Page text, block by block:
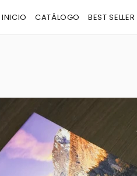
INICIO CATÁLOGO BEST SELLER